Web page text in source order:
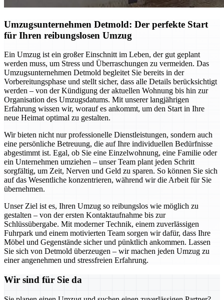
Umzugsunternehmen Detmold: Der perfekte Start
für Ihren reibungslosen Umzug
Ein Umzug ist ein großer Einschnitt im Leben, der gut geplant
werden muss, um Stress und Überraschungen zu vermeiden. Das
Umzugsunternehmen Detmold begleitet Sie bereits in der
Vorbereitungsphase und stellt sicher, dass alle Details berücksichtigt
werden – von der Kündigung der aktuellen Wohnung bis hin zur
Organisation des Umzugsdatums. Mit unserer langjährigen
Erfahrung wissen wir, worauf es ankommt, um den Start in Ihre
neue Heimat optimal zu gestalten.
Wir bieten nicht nur professionelle Dienstleistungen, sondern auch
eine persönliche Betreuung, die auf Ihre individuellen Bedürfnisse
abgestimmt ist. Egal, ob Sie eine Einzelwohnung, eine Familie oder
ein Unternehmen umziehen – unser Team plant jeden Schritt
sorgfältig, um Zeit, Nerven und Geld zu sparen. So können Sie sich
auf das Wesentliche konzentrieren, während wir die Arbeit für Sie
übernehmen.
Unser Ziel ist es, Ihren Umzug so reibungslos wie möglich zu
gestalten – von der ersten Kontaktaufnahme bis zur
Schlüssübergabe. Mit moderner Technik, einem zuverlässigen
Fuhrpark und einem motivierten Team sorgen wir dafür, dass Ihre
Möbel und Gegenstände sicher und pünktlich ankommen. Lassen
Sie sich von Detmold überzeugen – wir machen jeden Umzug zu
einer angenehmen und stressfreien Erfahrung.
Wir sind für Sie da